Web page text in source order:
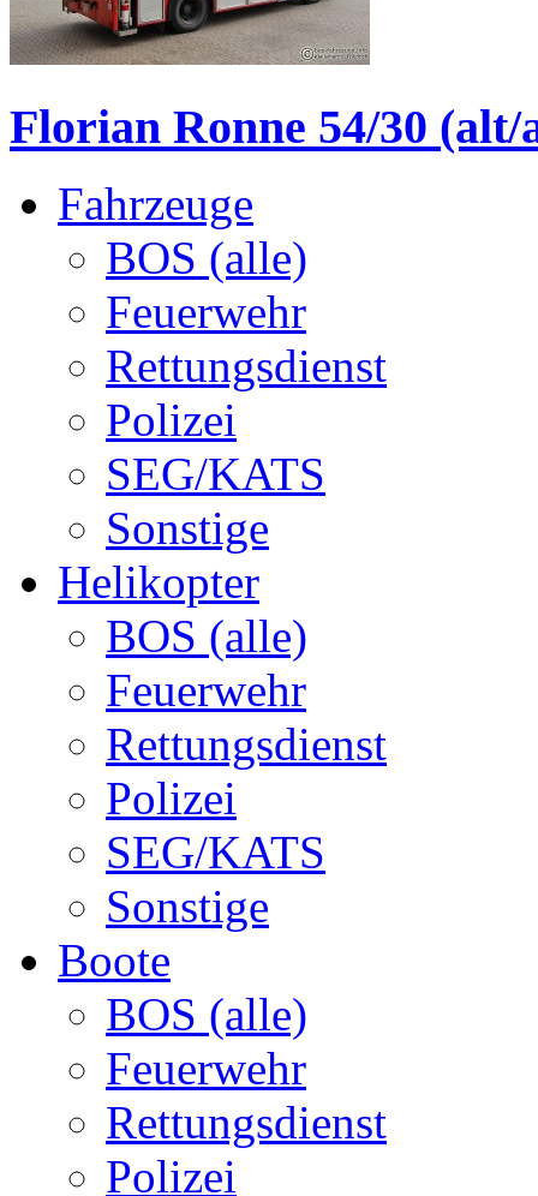
Florian Ronne 54/30 (alt/
Fahrzeuge
BOS (alle)
Feuerwehr
Rettungsdienst
Polizei
SEG/KATS
Sonstige
Helikopter
BOS (alle)
Feuerwehr
Rettungsdienst
Polizei
SEG/KATS
Sonstige
Boote
BOS (alle)
Feuerwehr
Rettungsdienst
Polizei